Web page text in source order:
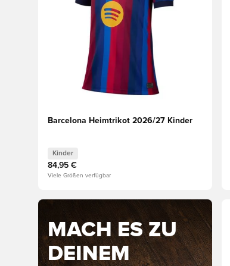
Barcelona Heimtrikot 2026/27 Kinder
Kinder
84,95 €
Viele Größen verfügbar
MACH ES ZU
DEINEM